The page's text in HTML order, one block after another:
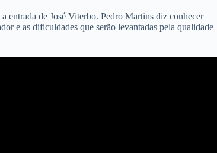
entrada de José Viterbo. Pedro Martins diz conhecer
e as dificuldades que serão levantadas pela qualidade